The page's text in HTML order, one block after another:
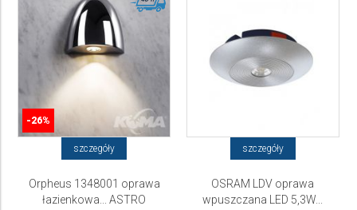
-26%
szczegóły
Orpheus 1348001 oprawa
łazienkowa... ASTRO
szczegóły
OSRAM LDV oprawa
wpuszczana LED 5,3W...